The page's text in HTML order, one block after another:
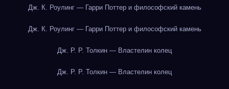
Дж. К. Роулинг — Гарри Поттер и философский камень
Дж. К. Роулинг — Гарри Поттер и философский камень
Дж. Р. Р. Толкин — Властелин колец
Дж. Р. Р. Толкин — Властелин колец